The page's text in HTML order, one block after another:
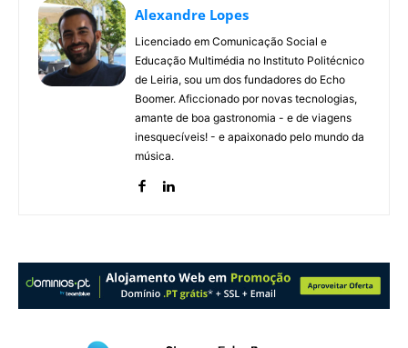
Alexandre Lopes
Licenciado em Comunicação Social e
Educação Multimédia no Instituto Politécnico
de Leiria, sou um dos fundadores do Echo
Boomer. Aficcionado por novas tecnologias,
amante de boa gastronomia - e de viagens
inesquecíveis! - e apaixonado pelo mundo da
música.